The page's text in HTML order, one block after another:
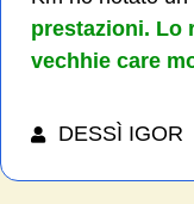
prestazioni. Lo
vechhie care
DESSÌ IGOR